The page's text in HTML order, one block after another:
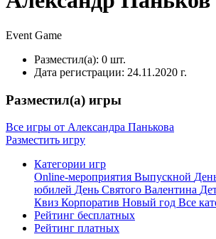
Event Game
Разместил(а): 0 шт.
Дата регистрации: 24.11.2020 г.
Разместил(а) игры
Все игры от Александра Панькова
Разместить игру
Категории игр
Online-мероприятия Выпускной
юбилей День Святого Валентина
Квиз Корпоратив Новый год Все
Рейтинг бесплатных
Рейтинг платных